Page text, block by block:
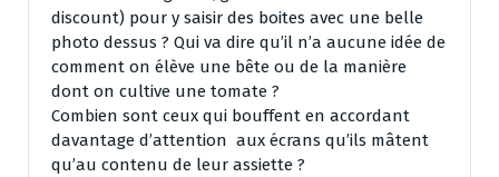
discount) pour y saisir des boites avec une belle
photo dessus ? Qui va dire qu’il n’a aucune idée de
comment on élève une bête ou de la manière
dont on cultive une tomate ?
Combien sont ceux qui bouffent en accordant
davantage d’attention aux écrans qu’ils mâtent
qu’au contenu de leur assiette ?